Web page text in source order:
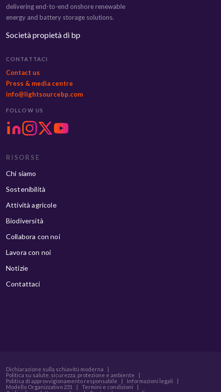
delivering end-to-end onshore renewable
energy and battery storage solutions.
Società propietà di bp
CONTATTACI
Contact us
Press & media centre
info@lightsourcebp.com
FOLLOW US
RISORSE
Chi siamo
Sostenibilità
Attività agricole
Biodiversità
Collabora con noi
Lavora con noi
Notizie
Contattaci
Dichiarazione sulla schiavitù moderna
|
Politica su salute, sicurezza, protezione e ambiente
|
Politica di approvvigionamento responsabile
| Informazioni legali
|
Modello Organizzativo 231
| Termini e condizioni
|